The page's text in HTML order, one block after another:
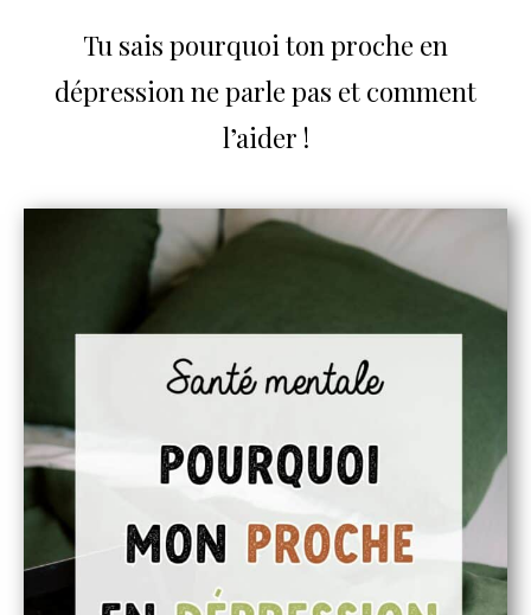
Tu sais pourquoi ton proche en
dépression ne parle pas et comment
l’aider !